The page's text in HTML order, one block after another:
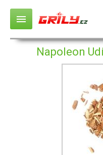
menu
Napoleon